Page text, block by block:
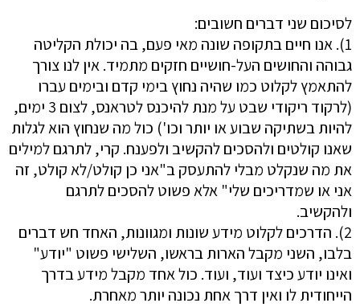
לסיכום שני דברים חשובים:
1). אנו חיים בתקופה שונה מאי פעם, בה יכולת הקליטה
גבוהה והחושים העל-חושיים חזקים מתמיד. אין לנו צורך
להתאמץ לקלוט כמו שהיה נחוץ בימי קדם ובימים עברו
(לרקוד ריקודי שבט על מנת להיכנס לטראנס, לצום 3 ימים,
להיות בשתיקה שבוע או יותר וכו') כול מה שנחוץ הוא לגלות
שאנו קולטים ולהסכים להקשיב ולפענח. קרי, לתרגם למילים
את מה שנקלט מבלי להתעסק ב"אני כן קולט/לא קולט, זה
אני או שמדריכים שלי" אלא פשוט להסכים לתרגם
ולהקשיב.
2). הדרכים לקלוט מידע שונות ומגוונות, האחד חש דברים
בלבו, השני מקבל הארות בראשו, השלישי פשוט "יודע"
ואינו יודע כיצד ועוד, ועוד. כול אחד מקבל מידע בדרך
הייחודית לו ואין דרך אחת נכונה יותר מאחרת.